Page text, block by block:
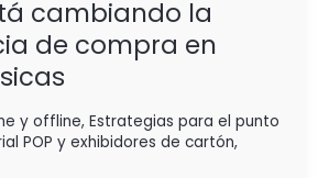
cambiando la
de compra en
y offline, Estrategias para el punto
POP y exhibidores de cartón,